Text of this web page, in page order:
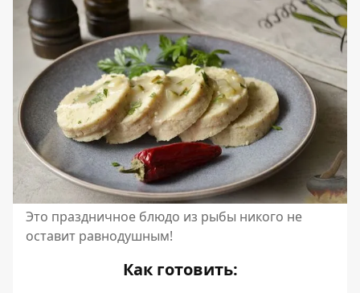
Это праздничное блюдо из рыбы никого не
оставит равнодушным!
Как готовить: